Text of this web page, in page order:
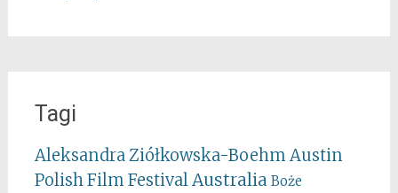
Tagi
Aleksandra Ziółkowska-Boehm Austin
Polish Film Festival Australia Boże